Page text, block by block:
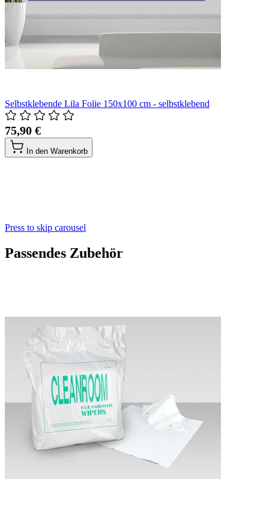
Selbstklebende Lila Folie 150x100 cm - selbstklebend
75,90 €
In den Warenkorb
Press to skip carousel
Passendes Zubehör